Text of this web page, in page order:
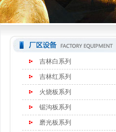
吉林白系列
吉林红系列
火烧板系列
锯沟板系列
磨光板系列